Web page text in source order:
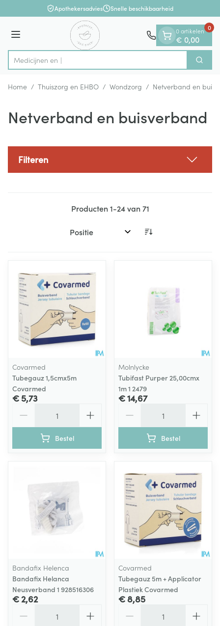
Ga naar de inhoudApothekersadvies Snelle beschikbaarheid
Menu
Product, merk, categorie... Zoek
0 artikelen
€ 0,00
0
Home / Thuiszorg en EHBO / Wondzorg / Netverband en
Netverband en buisverband
Filteren
Producten1-24van71
Sorteer op:
Covarmed
Tubegauz 1,5cmx5m
Covarmed
€ 5,73
Bestel
Molnlycke
Tubifast Purper 25,00cmx
1m 1 2479
€ 14,67
Bestel
Bandafix Helenca
Bandafix Helanca
Neusverband 1 928516306
€ 2,62
Covarmed
Tubegauz 5m + Applicator
Plastiek Covarmed
€ 8,85